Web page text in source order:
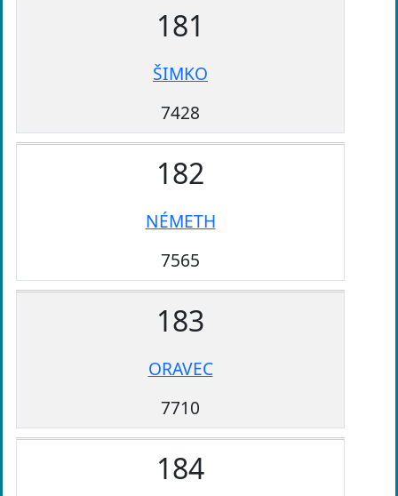
181
ŠIMKO
7428
182
NÉMETH
7565
183
ORAVEC
7710
184